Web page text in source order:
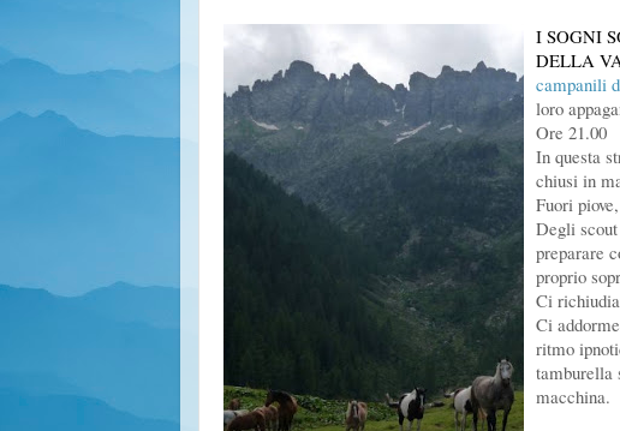
I SOGNI
DELLA
campanili
loro
Ore 21.00
In questa
chiusi in
Fuori
Degli
preparare
proprio
Ci
Ci
ritmo
tamburella
macchina.